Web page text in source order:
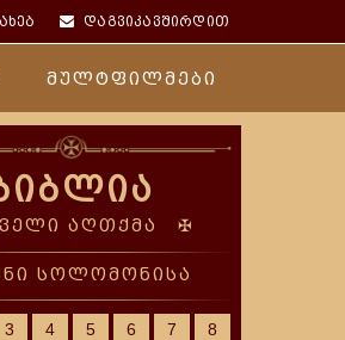
დაგვიკავშირდით
მულტფილმები
აღთქმა ✠
სოლომონისა
3 4 5 6 7
8